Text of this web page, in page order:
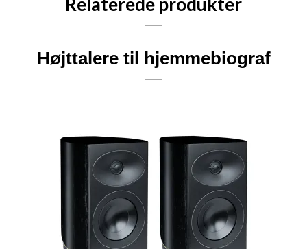
Højttalere til hjemmebiograf